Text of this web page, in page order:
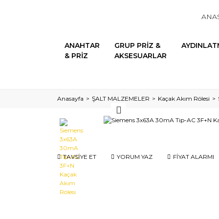
ANAHTAR
& PRİZ
GRUP PRİZ &
AKSESUARLAR
Anasayfa ŞALT MALZEMELER Kaçak Akım Rölesi
TAVSİYE ET YORUM YAZ FİYAT ALARMI